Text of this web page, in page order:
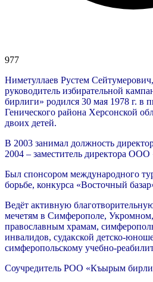
977
Ниметуллаев Рустем
руководитель избирательной
бирлиги» родился 30 мая 1978 г. в
Генического района Херсонской
двоих детей.
В 2003 занимал должность
2004 – заместитель директора
Был спонсором международного
борьбе, конкурса «Восточный
Ведёт активную
мечетям в Симферополе, Укромном,
православным храмам,
инвалидов, судакской детско-
симферопольскому учебно-
Соучредитель РОО «Къырым